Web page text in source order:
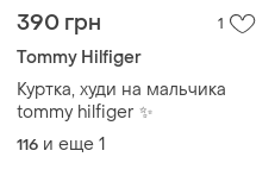
390 грн 1
Tommy Hilfiger
Куртка, худи на мальчика
tommy hilfiger ✨
116 и еще 1